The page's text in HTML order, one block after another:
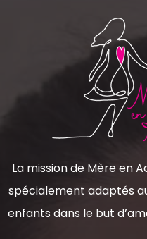
La mission de Mère en
spécialement adaptés
enfants dans le but